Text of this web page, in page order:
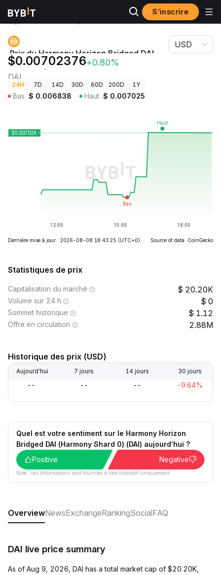
S’inscrire
Prix des
Prix du Harmony Horizon Bridged DAI (Harmony
Prix du Harmony Horizon Bridged DAI
(Harmony Shard 0)
DAI
$0.00702376+0.80%
USD
24H 7D 14D 30D 60D 200D 1Y
Bas $ 0.006838 Haut $ 0.007025
Dernière mise à jour : 2026-08-08 18:43:25 (UTC+0) Source of data: CoinGecko
Statistiques de prix
Capitalisation du marché 20.20K
Volume sur 24 h 0
Sommet historique 1.12
Offre en circulation 2.88M
Historique des prix (USD)
Aujourd’hui 7 jours 14 jours 30 jours
-- -- -- -9.64%
Quel est votre sentiment sur le Harmony Horizon
Bridged DAI (Harmony Shard 0) (DAI) aujourd’hui ?
Positive
Negative
Note : ces informations sont fournies à titre indicatif uniquement.
OverviewNewsExchangeRankingSocialFAQ
DAI live price summary
As of Aug 9, 2026, DAI has a total market cap of $20.20K,